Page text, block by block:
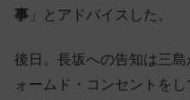
事 」とアドバイスした。
後日。長坂への告知は三
ォームド・コンセントを